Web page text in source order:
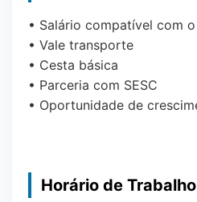
• Salário compatível com
• Vale transporte
• Cesta básica
• Parceria com SESC
• Oportunidade de
Horário de Trabalho